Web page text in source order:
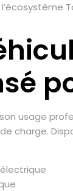
usage